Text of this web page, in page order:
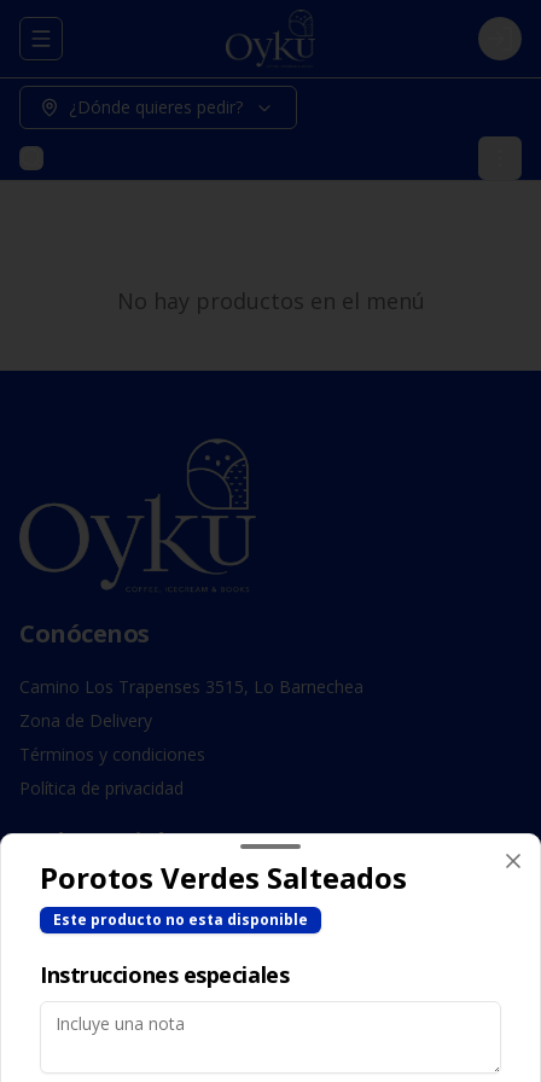
Abrir menu de navegación Login
¿Dónde quieres pedir?
No hay productos en el menú
Conócenos
Camino Los Trapenses 3515, Lo Barnechea
Zona de Delivery
Términos y condiciones
Política de privacidad
Redes sociales
Instagram
Facebook
Mi cuenta
Porotos Verdes Salteados
Este producto no esta disponible
Instrucciones especiales